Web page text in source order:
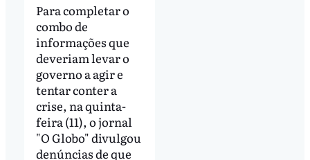
Para completar o
combo de
informações que
deveriam levar o
governo a agir e
tentar conter a
crise, na quinta-
feira (11), o jornal
"O Globo" divulgou
denúncias de que